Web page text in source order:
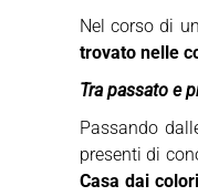
Nel corso di
trovato nelle
Tra passato e
Passando
presenti di
Casa dai